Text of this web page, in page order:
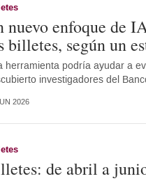
nuevo enfoque de
billetes, según un
herramienta podría ayudar a
investigadores del
2026
de abril a